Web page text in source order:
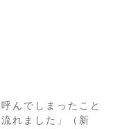
んでしまったこと
れました」（新